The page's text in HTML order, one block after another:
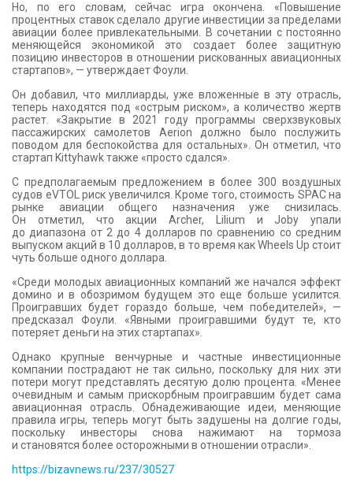
Но, по его словам, сейчас игра окончена. «Повышение
процентных ставок сделало другие инвестиции за пределами
авиации более привлекательными. В сочетании с постоянно
меняющейся экономикой это создает более защитную
позицию инвесторов в отношении рискованных авиационных
стартапов», — утверждает Фоули.
Он добавил, что миллиарды, уже вложенные в эту отрасль,
теперь находятся под «острым риском», а количество жертв
растет. «Закрытие в 2021 году программы сверхзвуковых
пассажирских самолетов Aerion должно было послужить
поводом для беспокойства для остальных». Он отметил, что
стартап Kittyhawk также «просто сдался».
С предполагаемым предложением в более 300 воздушных
судов eVTOL риск увеличился. Кроме того, стоимость SPAC на
рынке авиации общего назначения уже снизилась.
Он отметил, что акции Archer, Lilium и Joby упали
до диапазона от 2 до 4 долларов по сравнению со средним
выпуском акций в 10 долларов, в то время как Wheels Up стоит
чуть больше одного доллара.
«Среди молодых авиационных компаний же начался эффект
домино и в обозримом будущем это еще больше усилится.
Проигравших будет гораздо больше, чем победителей», —
предсказал Фоули. «Явными проигравшими будут те, кто
потеряет деньги на этих стартапах».
Однако крупные венчурные и частные инвестиционные
компании пострадают не так сильно, поскольку для них эти
потери могут представлять десятую долю процента. «Менее
очевидным и самым прискорбным проигравшим будет сама
авиационная отрасль. Обнадеживающие идеи, меняющие
правила игры, теперь могут быть задушены на долгие годы,
поскольку инвесторы снова нажимают на тормоза
и становятся более осторожными в отношении отрасли».
https://bizavnews.ru/237/30527